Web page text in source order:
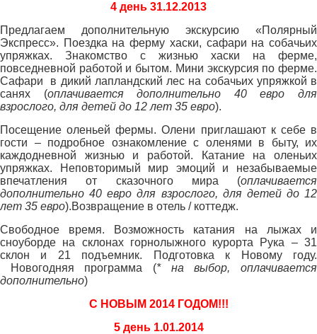
4 день 31.12.2013
Предлагаем дополнительную экскурсию «Полярный
Экспресс». Поездка на ферму хаски, сафари на собачьих
упряжках. Знакомство с жизнью хаски на ферме,
повседневной работой и бытом. Мини экскурсия по ферме.
Сафари в дикий лапландский лес на собачьих упряжкой в
санях (оплачивается дополнительно 40 евро для
взрослого, для детей до 12 лет 35 евро).
Посещение оленьей фермы. Олени приглашают к себе в
гости – подробное ознакомление с оленями в быту, их
каждодневной жизнью и работой. Катание на оленьих
упряжках. Неповторимый мир эмоций и незабываемые
впечатления от сказочного мира (оплачивается
дополнительно 40 евро для взрослого, для детей до 12
лет 35 евро).Возвращение в отель / коттедж.
Свободное время. Возможность катания на лыжах и
сноуборде на склонах горнолыжного курорта Рука – 31
склон и 21 подъемник. Подготовка к Новому году.
Новогодняя программа (* на выбор, оплачивается
дополнительно)
С НОВЫМ 2014 ГОДОМ!!!
5 день 1.01.2014